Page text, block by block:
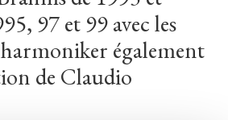
97et99avecles
également
de Claudio